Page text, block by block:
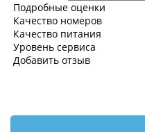
Подробные оценки
Качество номеров
Качество питания
Уровень сервиса
Добавить отзыв